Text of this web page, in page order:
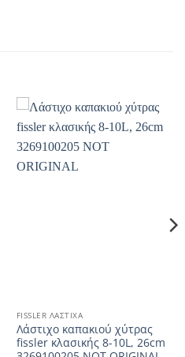
FISSLER ΛΆΣΤΙΧΑ
Λάστιχο καπακιού χύτρας
fissler κλασικής 8-10L, 26cm